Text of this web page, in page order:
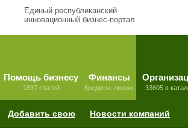
Единый республиканский
инновационный бизнес-портал
Помощь бизнесу
1837 статей
Финансы
Кредиты, лизинг 33605 в
Добавить свою Новости компаний